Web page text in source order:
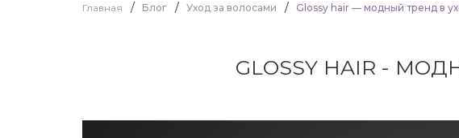
Главная Блог Уход за волосами Glossy hair — модный тренд в
GLOSSY HAIR -